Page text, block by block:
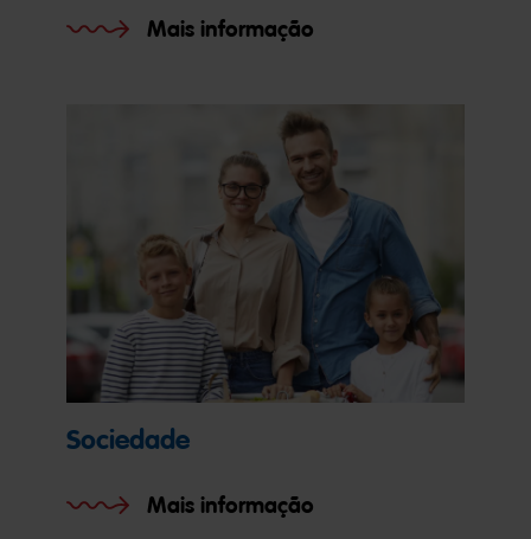
Mais informação
Sociedade
Mais informação